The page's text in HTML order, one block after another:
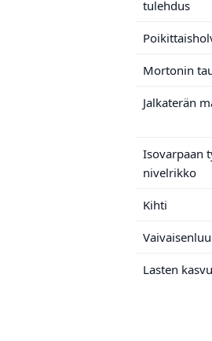
tulehdus
Mortonin
Jalkaterän
Isovarpaan
nivelrikko
Kihti
Lasten